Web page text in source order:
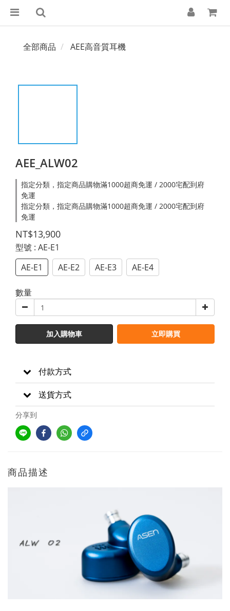
全部商品 AEE高音質耳機
AEE_ALW02
指定分類，指定商品購物滿1000超商免運 / 2000宅配到府
免運
指定分類，指定商品購物滿1000超商免運 / 2000宅配到府
免運
NT$13,900
型號 : AE-E1
AE-E1
AE-E2 AE-E3 AE-E4
數量
加入購物車 立即購買
付款方式
送貨方式
分享到
商品描述